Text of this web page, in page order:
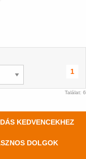
1
Találat: 6
KEDVENCEKHEZ
DOLGOK